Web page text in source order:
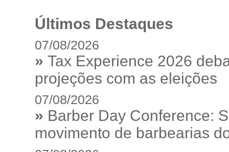
Últimos Destaques
07/08/2026
» Tax Experience 2026
projeções com as eleições
07/08/2026
» Barber Day Conference:
movimento de barbearias